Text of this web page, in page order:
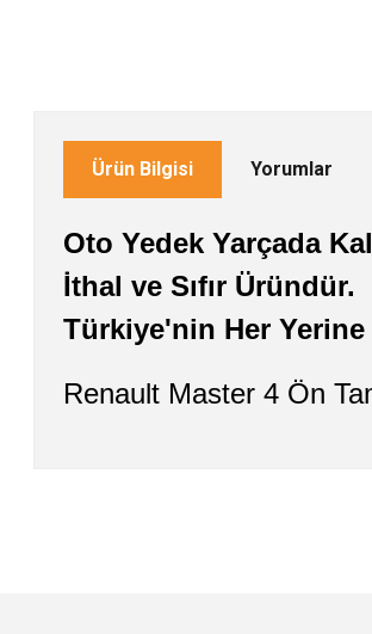
Ürün Bilgisi Yorumlar
Oto Yedek Yarçada
İthal ve Sıfır Üründür.
Türkiye'nin Her Yerine
Renault Master 4 Ön